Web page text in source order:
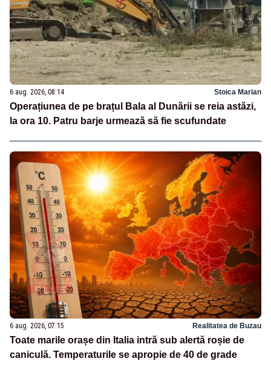
6 aug. 2026, 08:14 Stoica Marian
Operațiunea de pe brațul Bala al Dunării se reia astăzi,
la ora 10. Patru barje urmează să fie scufundate
6 aug. 2026, 07:15 Realitatea de Buzau
Toate marile orașe din Italia intră sub alertă roșie de
caniculă. Temperaturile se apropie de 40 de grade